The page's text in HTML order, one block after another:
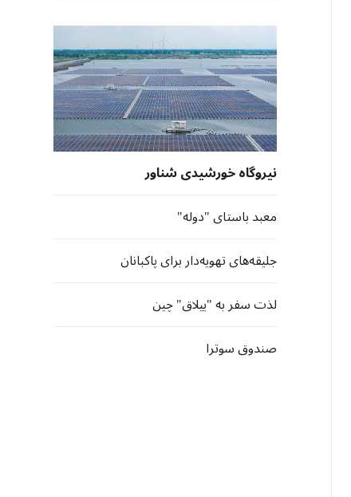
نیروگاه خورشیدی شناور
معبد باستای "دوله"
جلیقه‌های تهویه‌دار برای پاکبانان
لذت سفر به "ییلاق" چین
صندوق سوترا